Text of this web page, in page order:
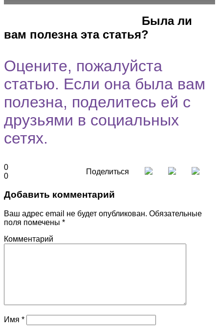
Была ли
вам полезна эта статья?
Оцените, пожалуйста
статью. Если она была вам
полезна, поделитесь ей с
друзьями в социальных
сетях.
0
0
Поделиться
Добавить комментарий
Ваш адрес email не будет опубликован. Обязательные
поля помечены *
Комментарий
Имя *